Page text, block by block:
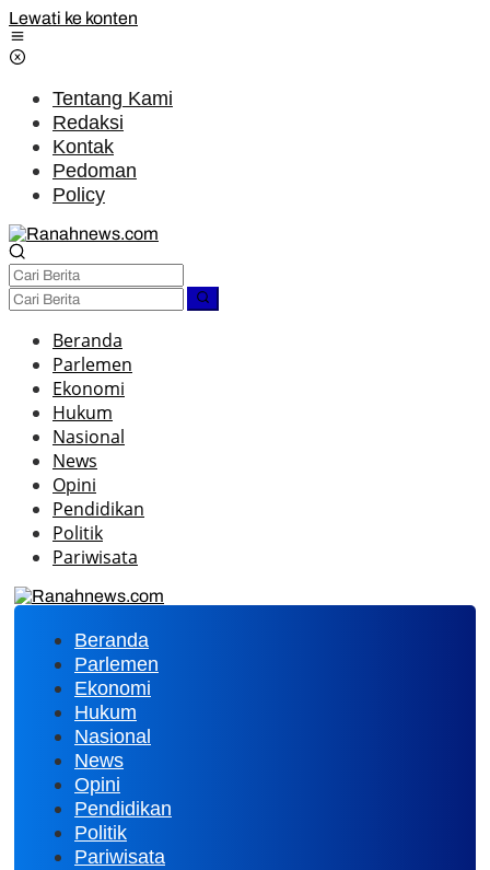
Lewati ke konten
Tentang Kami
Redaksi
Kontak
Pedoman
Policy
Beranda
Parlemen
Ekonomi
Hukum
Nasional
News
Opini
Pendidikan
Politik
Pariwisata
Beranda
Parlemen
Ekonomi
Hukum
Nasional
News
Opini
Pendidikan
Politik
Pariwisata